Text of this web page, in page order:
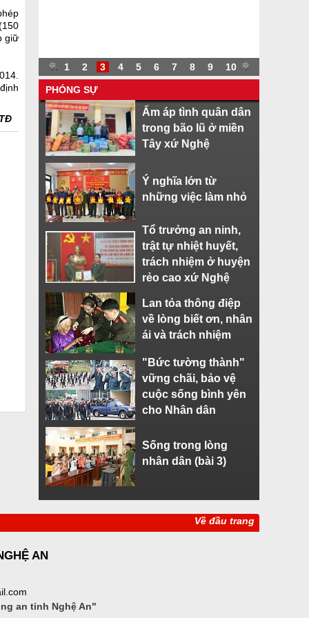
giữ
. 1 2 3 4 5 6 7 8 9 10 .
PHÓNG SỰ
Ấm áp tình quân dân
trong bão lũ ở miền
Tây xứ Nghệ
Ý nghĩa lớn từ
những việc làm nhỏ
Tổ trưởng an ninh,
trật tự nhiệt huyết,
trách nhiệm ở huyện
rẻo cao xứ Nghệ
Lan tỏa thông điệp
về lòng biết ơn, nhân
ái và trách nhiệm
"Bức tường thành"
vững chãi, bảo vệ
cuộc sống bình yên
cho Nhân dân
Sống trong lòng
nhân dân (bài 3)
Về đầu trang
AN
an tỉnh Nghệ An"